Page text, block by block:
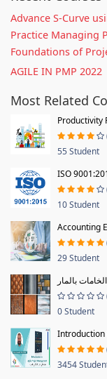
Advance S-Curve
Practice Managing
Foundations of
AGILE IN PMP 2022
Most Related
Productivity
55 Student
ISO
10 Student
Accounting
29 Student
0 Student
Introduction
3454